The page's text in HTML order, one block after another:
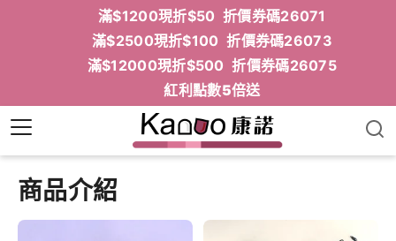
滿$1200現折$50 折價券碼26071
滿$2500現折$100 折價券碼26073
滿$12000現折$500 折價券碼26075
紅利點數5倍送
商品介紹